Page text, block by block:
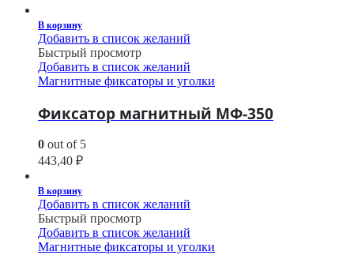
В корзину
Добавить в список желаний
Быстрый просмотр
Добавить в список желаний
Магнитные фиксаторы и уголки
Фиксатор магнитный МФ-350
0 out of 5
443,40 ₽
В корзину
Добавить в список желаний
Быстрый просмотр
Добавить в список желаний
Магнитные фиксаторы и уголки